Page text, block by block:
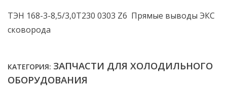
ТЭН 168-3-8,5/3,0Т230 0303 Z6 Прямые выводы ЭКС
сковорода
КАТЕГОРИЯ: ЗАПЧАСТИ ДЛЯ ХОЛОДИЛЬНОГО
ОБОРУДОВАНИЯ